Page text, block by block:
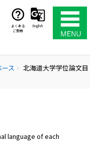
よくある
ご質問
English
ス chevron_right
北海道大学学位論文目
language of each